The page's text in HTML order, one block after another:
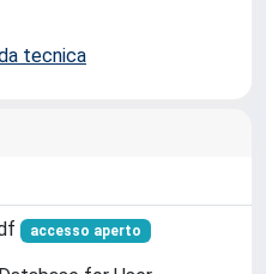
tecnica
accesso aperto